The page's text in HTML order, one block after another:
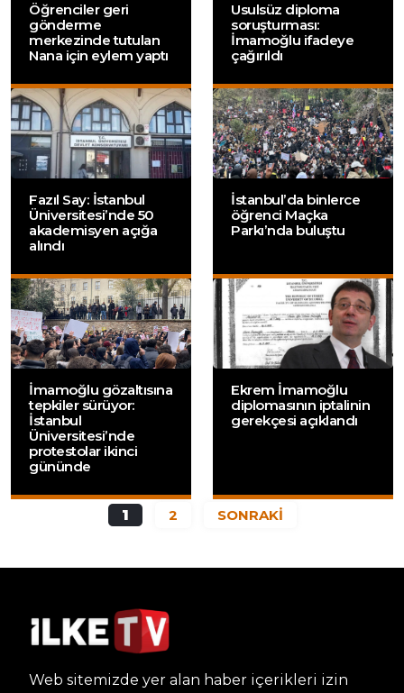
Öğrenciler geri
gönderme
merkezinde tutulan
Nana için eylem yaptı
Usulsüz diploma
soruşturması:
İmamoğlu ifadeye
çağırıldı
Fazıl Say: İstanbul
Üniversitesi’nde 50
akademisyen açığa
alındı
İstanbul’da binlerce
öğrenci Maçka
Parkı’nda buluştu
İmamoğlu gözaltısına
tepkiler sürüyor:
İstanbul
Üniversitesi’nde
protestolar ikinci
gününde
Ekrem İmamoğlu
diplomasının iptalinin
gerekçesi açıklandı
1 2 SONRAKİ
Web sitemizde yer alan haber içerikleri izin